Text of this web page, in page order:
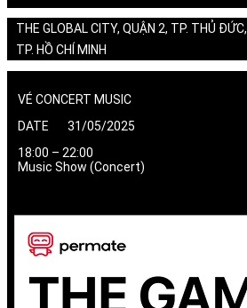
THE GLOBAL CITY, QUẬN 2, TP. THỦ ĐỨC,
TP. HỒ CHÍ MINH
VÉ CONCERT MUSIC
DATE 31/05/2025
18:00 – 22:00
Music Show (Concert)